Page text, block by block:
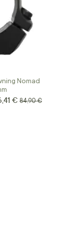
Nomad
€ Prix normal
84,90 €